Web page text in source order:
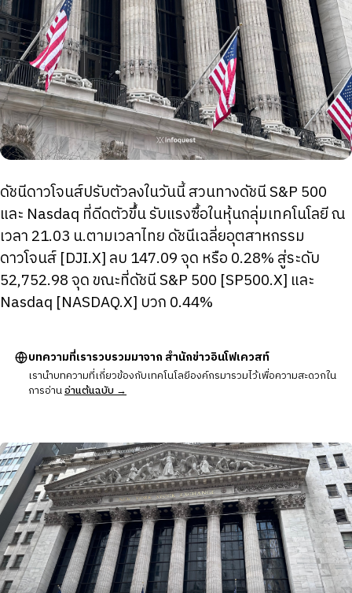
ดัชนีดาวโจนส์ปรับตัวลงในวันนี้ สวนทางดัชนี S&P 500
และ Nasdaq ที่ดีดตัวขึ้น รับแรงซื้อในหุ้นกลุ่มเทคโนโลยี ณ
เวลา 21.03 น.ตามเวลาไทย ดัชนีเฉลี่ยอุตสาหกรรม
ดาวโจนส์ [DJI.X] ลบ 147.09 จุด หรือ 0.28% สู่ระดับ
52,752.98 จุด ขณะที่ดัชนี S&P 500 [SP500.X] และ
Nasdaq [NASDAQ.X] บวก 0.44%
บทความที่เรารวบรวมมาจาก สำนักข่าวอินโฟเควสท์
เรานำบทความที่เกี่ยวข้องกับเทคโนโลยีองค์กรมารวมไว้เพื่อความสะดวกใน
การอ่านอ่านต้นฉบับ →